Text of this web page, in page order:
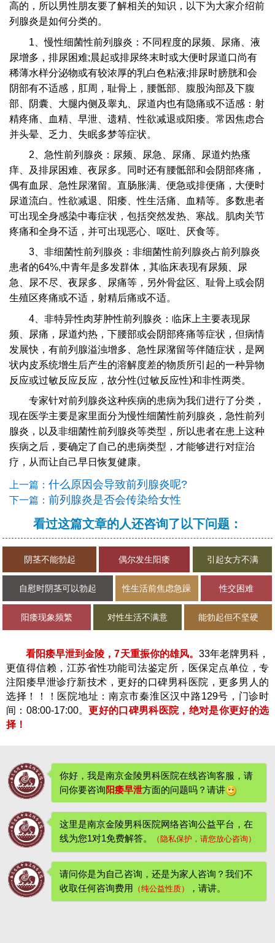
高的，所以男性朋友要了解相关的知识，以下为大家介绍前
列腺炎是如何分类的。
1、慢性细菌性前列腺炎：不同程度的尿频、尿痛、液
尿增多，排尿困难;晨起或排尿终末时或大便时尿道口尚有
稀薄水样分泌物或有较浓厚的乳白色粘液;排尿时膀胱和会
阴部有不适感，肛周，耻骨上，腰骶部、腹股沟部及下腹
部、阴囊、大腿内侧及睾丸、尿道内也有隐痛或不适感：射
精疼痛、血精、早泄、遗精、性欲减退或阳痿。常因焦虑合
并头晕、乏力、失眠多梦等症状。
2、急性前列腺炎：尿频、尿急、尿痛、尿道灼热瘙
痒、及排尿困难、夜尿多。同时还有腰骶部和会阴部疼痛，
偶有血尿、急性尿潴留。直肠胀满、便急或排便痛，大便时
尿道流白。性欲减退、阳痿、性生活痛、血精等。多数患者
可出现全身感染中毒症状，包括突然发热、寒战。肌肉关节
疼痛和全身不适，并可出现恶心、呕吐、厌食等。
3、非细菌性前列腺炎：非细菌性前列腺炎占前列腺炎
患者的64%,中青年是多发群体，其临床表现有尿频、尿
急、尿不尽、夜尿多、尿痛等，另外骨盆区、耻骨上或会阴
生殖区疼痛或不适，射精后痛或不适。
4、非特异性肉芽肿性前列腺炎：临床上主要表现尿
频、尿痛，尿道灼热，下腰部或会阴部疼痛等症状，但病情
发展快，有前列腺溢浊增多、急性尿潴留等伴随症状，是网
状内皮系统增生后产生的溶解度差的物质所引起的一种异物
反应或过敏反应反应，故分性(过敏反应性)和非性两类。
专家针对前列腺炎这种疾病的患病为我们进行了分类，
现在医学主要是家里面分为慢性细菌性前列腺炎，急性前列
腺炎，以及非细菌性前列腺炎等类型，所以患者在患上这种
疾病之后，要确定了自己的患病类型，才能够进行对症治
疗，从而让自己早日恢复健康。
上一篇：什么原因会导致前列腺炎呢?
下一篇：前列腺炎是否会传染给女性
看过这篇文章的人还咨询了以下问题：
阴茎不能勃起 偶尔发生阳痿 引起女方不满
自慰时阴茎可以勃起 性生活前焦虑急躁 性交困难
阳痿现象频繁 对性生活不满意 能勃起但不坚硬
看阳痿早泄到金陵，7天重振你的雄风。 33年老牌男科，
更值得信赖，江苏省性功能司法鉴定所，医保定点单位，专
注阳痿早泄诊疗新技术，更好的口碑男科医院，更多男人的
选择！！！医院地址：南京市秦淮区汉中路129号，门诊时
间：08:00-17:00。更好的口碑男科医院，绝对是你更好的选
择！
你好，我是南京金陵男科医院在线咨询客服，请
问你要咨询阳痿早泄方面的问题吗？请讲
这里是南京金陵男科医院网络咨询公益平台，在
线为您1对1免费解答。
（隐私保护，请您放心咨询）
请问你是为自己咨询，还是为家人咨询？我们不
收取任何咨询费用 （纯公益性质） ，请讲。